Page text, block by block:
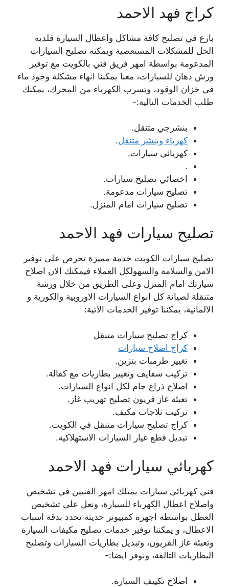
كراج فهد الاحمد
بارع في تصليح كافة مشاكل واعطال السيارة فلديه
الحل للمشكلات المستعصية ويمكنه تصليح السيارات
المدعومة بواسطة امهر فريق فني بالكويت مع توفير
ورش دهان للسيارات، معنا يمكننا انهاء مشكلة وجود ماء
في خزان الوقود، وتسرب الكهرباء من المحرك، يمكنك
طلب الخدمات التالية:-
بنشرجي متنقل.
كهرباء وبنشر متنقل.
كهربائي سيارات.
.
اخصائي تصليخ سيارات.
تصليح سيارات مدعومة.
تصليح سيارات امام المنزل.
تصليح سيارات فهد الاحمد
تصليح سيارات الكويت خدمة مميزة تحرص على توفير
الامن والسلامة والسهولكل العملاء فيمكنك الان اصلاح
سيارتك امام المنزل وعلى الطريق من خلال ورشة
متنقلة لصيانة كل انواع السيارات الاوروبية والكورية و
الالمانية، يمكننا توفير الخدمات الاتية:
كراج تصليح سيارات متنقل
كراج اصلاح سيارات
تغيير طرمبات بنزين.
تركيب سفايف وتغيير بطاريات مع كفالة.
اصلاح ذراع جام لكل انواع السيارات.
تعبئة غاز فريون تصليح تهريب غاز.
تركيب ثلاجات مكيف.
كراج تصليح سيارات متنقل في الكويت.
تبديل قطع غيار السيارات الاستهلاكية.
كهربائي سيارات فهد الاحمد
فني كهربائي سيارات يمتلك امهر الفنيين في تشخيص
واصلاح اعطال الكهرباء للسيارة، ونعل على تشخيص
العطل بواسطة اجهزة كمبيوتر حديثة تحدد بدقة اسباب
الاعطال، و يمكننا توفير خدمات تصليح مكيفات السيارة
وتعبئة غاز الفريون، وتبديل بطاريات السيارات وتصليح
البطاريات التالفة، ونوفر ايضا:-
اصلاح تكييف السيارة.